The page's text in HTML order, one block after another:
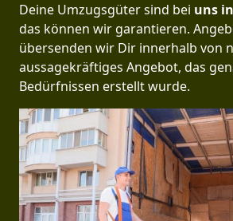
Deine Umzugsgüter sind bei uns
das können wir garantieren.
übersenden wir Dir innerhalb von
aussagekräftiges Angebot, das
Bedürfnissen erstellt wurde.